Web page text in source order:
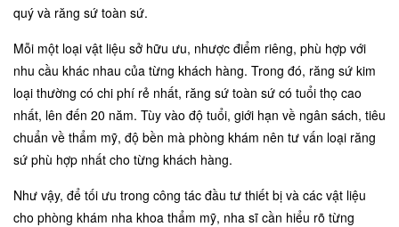
quý và răng sứ toàn sứ.
Mỗi một loại vật liệu sở hữu ưu, nhược điểm riêng, phù hợp với
nhu cầu khác nhau của từng khách hàng. Trong đó, răng sứ kim
loại thường có chi phí rẻ nhất, răng sứ toàn sứ có tuổi thọ cao
nhất, lên đến 20 năm. Tùy vào độ tuổi, giới hạn về ngân sách, tiêu
chuẩn về thẩm mỹ, độ bền mà phòng khám nên tư vấn loại răng
sứ phù hợp nhất cho từng khách hàng.
Như vậy, để tối ưu trong công tác đầu tư thiết bị và các vật liệu
cho phòng khám nha khoa thẩm mỹ, nha sĩ cần hiểu rõ từng